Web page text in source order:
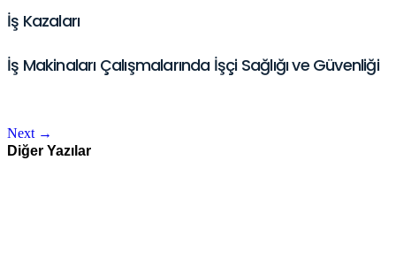
İş Kazaları
İş Makinaları Çalışmalarında İşçi Sağlığı ve Güvenliği
Next →
Diğer Yazılar